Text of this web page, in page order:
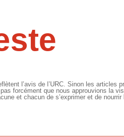
l’avis de l’URC. Sinon les articles
forcément que nous approuvions la
et chacun de s’exprimer et de nourrir